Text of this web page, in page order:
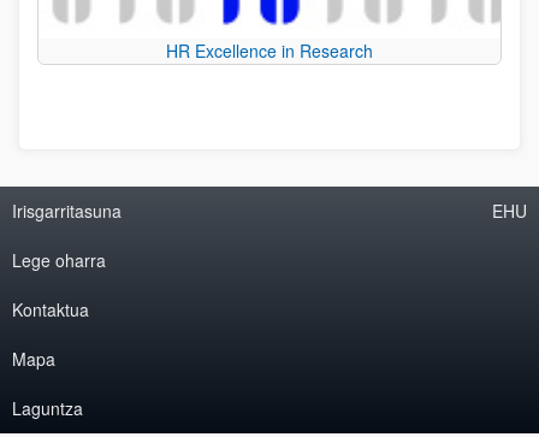
HR Excellence in Research
Irisgarritasuna
Lege oharra
Kontaktua
Mapa
Laguntza
EHU